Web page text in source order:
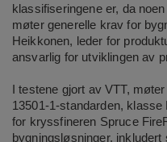
klassifiseringene er, da
møter generelle krav for
Heikkonen, leder for
ansvarlig for utviklingen av
I testene gjort av VTT,
13501-1-standarden,
for kryssfineren Spruce
bygningsløsninger,